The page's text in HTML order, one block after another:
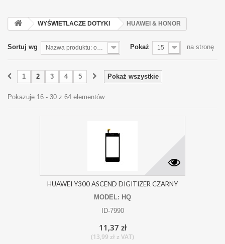
WYŚWIETLACZE DOTYKI HUAWEI & HONOR
Sortuj wg Nazwa produktu: od Z do A Pokaż 15 na stronę
Pokaż wszystkie
1 2 3 4 5
Pokazuje 16 - 30 z 64 elementów
HUAWEI Y300 ASCEND DIGITIZER CZARNY
MODEL: HQ
ID-7990
11,37 zł
(13,99 zł z VAT)